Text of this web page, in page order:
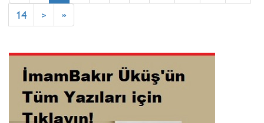
14
> »